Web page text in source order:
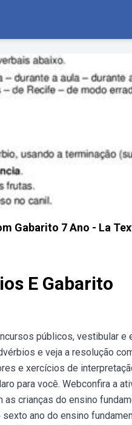
Gabarito 7 Ano - La
E Gabarito
públicos, vestibular e
e veja a resolução
e xercícios de
para você. Webconfira a
crianças do ensino
ano do ensino